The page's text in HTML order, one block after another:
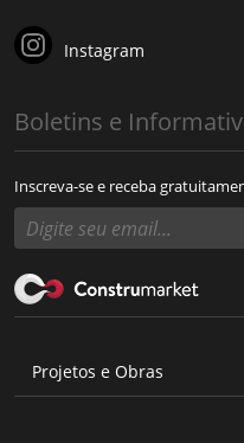
Instagram
Boletins e
Inscreva-se e receba
Projetos e Obras